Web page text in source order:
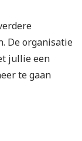
De organisatie
jullie een
te gaan